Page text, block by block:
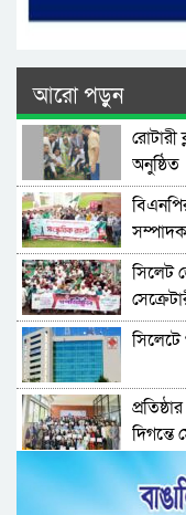
আরো পড়ুন
রোটারী
অনুষ্ঠিত
সিলেট
দিগন্তে
জেলা